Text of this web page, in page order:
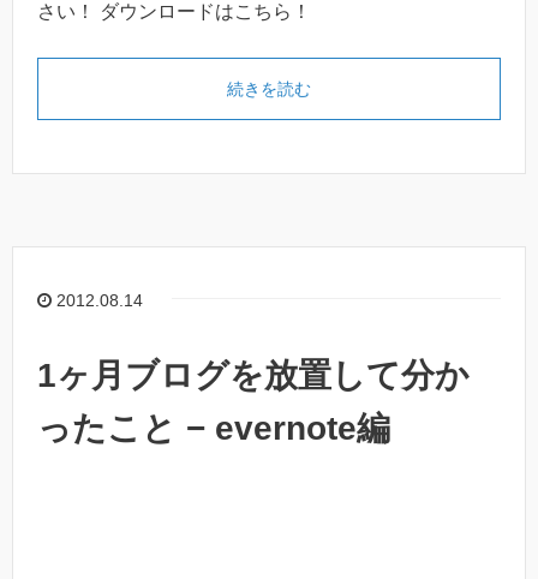
さい！ ダウンロードはこちら！
続きを読む
2012.08.14
1ヶ月ブログを放置して分か
ったこと − evernote編